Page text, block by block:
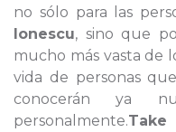
no sólo para las
Ionescu, sino que
mucho más vasta de
vida de personas
conocerán ya
personalmente.Take